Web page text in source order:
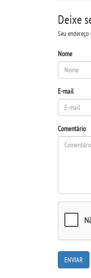
Deixe
Seu
Nome
E-mail
Comentário